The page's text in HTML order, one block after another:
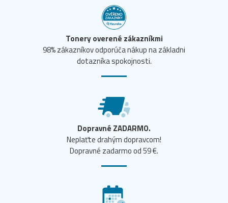
Tonery overené zákazníkmi
98% zákazníkov odporúča nákup na základni
dotazníka spokojnosti.
Dopravné ZADARMO.
Neplaťte drahým dopravcom!
Dopravné zadarmo od 59 €.